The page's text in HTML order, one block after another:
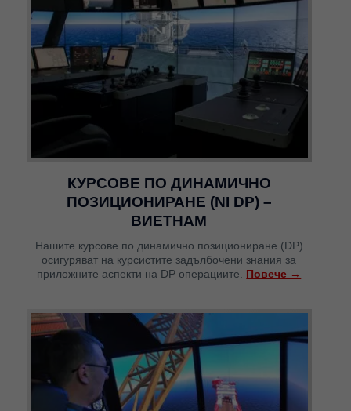
КУРСОВЕ ПО ДИНАМИЧНО
ПОЗИЦИОНИРАНЕ (NI DP) –
ВИЕТНАМ
Нашите курсове по динамично позициониране (DP)
осигуряват на курсистите задълбочени знания за
приложните аспекти на DP операциите. Повече →